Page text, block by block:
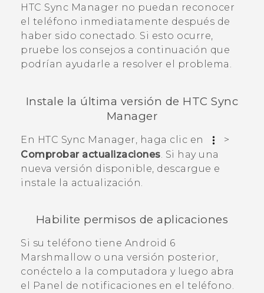
HTC Sync Manager no puedan reconocer
el teléfono inmediatamente después de
haber sido conectado. Si esto ocurre,
pruebe los consejos a continuación que
podrían ayudarle a resolver el problema.
Instale la última versión de HTC Sync
Manager
En HTC Sync Manager , haga clic en
>
Comprobar actualizaciones. Si hay una
nueva versión disponible, descargue e
instale la actualización.
Habilite permisos de aplicaciones
Si su teléfono tiene Android 6
Marshmallow o una versión posterior,
conéctelo a la computadora y luego abra
el Panel de notificaciones en el teléfono.